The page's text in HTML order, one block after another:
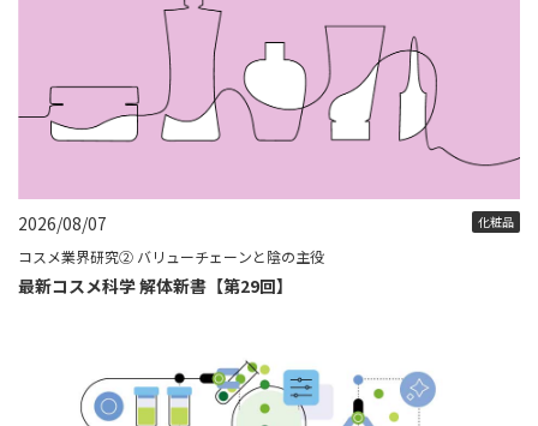
2026/08/07 化粧品
コスメ業界研究② バリューチェーンと陰の主役
最新コスメ科学 解体新書【第29回】